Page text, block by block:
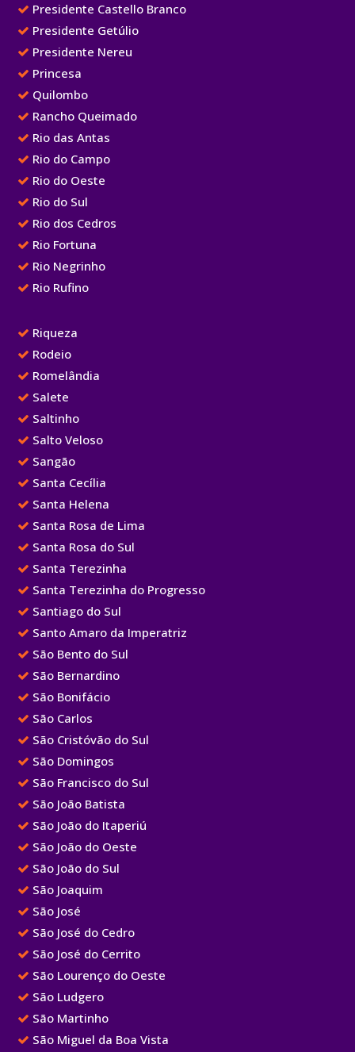
Presidente Castello Branco
Presidente Getúlio
Presidente Nereu
Princesa
Quilombo
Rancho Queimado
Rio das Antas
Rio do Campo
Rio do Oeste
Rio do Sul
Rio dos Cedros
Rio Fortuna
Rio Negrinho
Rio Rufino
Riqueza
Rodeio
Romelândia
Salete
Saltinho
Salto Veloso
Sangão
Santa Cecília
Santa Helena
Santa Rosa de Lima
Santa Rosa do Sul
Santa Terezinha
Santa Terezinha do Progresso
Santiago do Sul
Santo Amaro da Imperatriz
São Bento do Sul
São Bernardino
São Bonifácio
São Carlos
São Cristóvão do Sul
São Domingos
São Francisco do Sul
São João Batista
São João do Itaperiú
São João do Oeste
São João do Sul
São Joaquim
São José
São José do Cedro
São José do Cerrito
São Lourenço do Oeste
São Ludgero
São Martinho
São Miguel da Boa Vista